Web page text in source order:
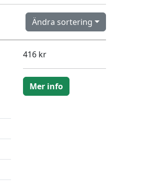
Ändra sortering
416 kr
Mer info